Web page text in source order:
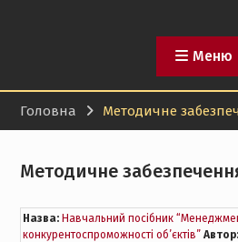
Меню
Головна Методичне
Методичне
Назва: Навчальний посібник
конкурентоспроможності об’єктів” Автор: